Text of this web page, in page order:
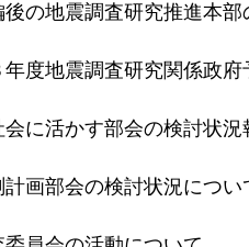
後の地震調査研究推進本
年度地震調査研究関係政
会に活かす部会の検討状
計画部会の検討状況につい